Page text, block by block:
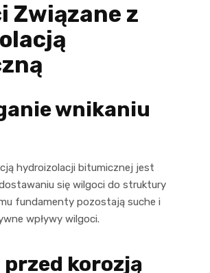
Związane z
wnikaniu
hydroizolacji bitumicznej jest
się wilgoci do struktury
fundamenty pozostają suche i
wpływy wilgoci.
korozją